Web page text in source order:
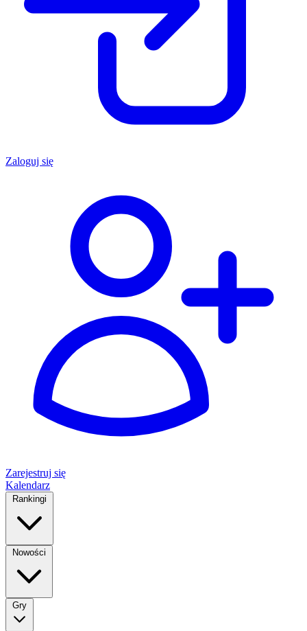
Zaloguj się
Zarejestruj się
Kalendarz
Rankingi
Nowości
Gry